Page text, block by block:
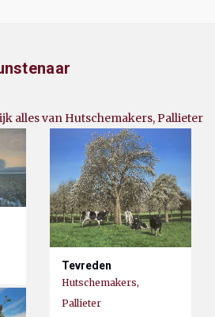
alles van Hutschemakers, Pallieter
Tevreden
Hutschemakers,
Pallieter